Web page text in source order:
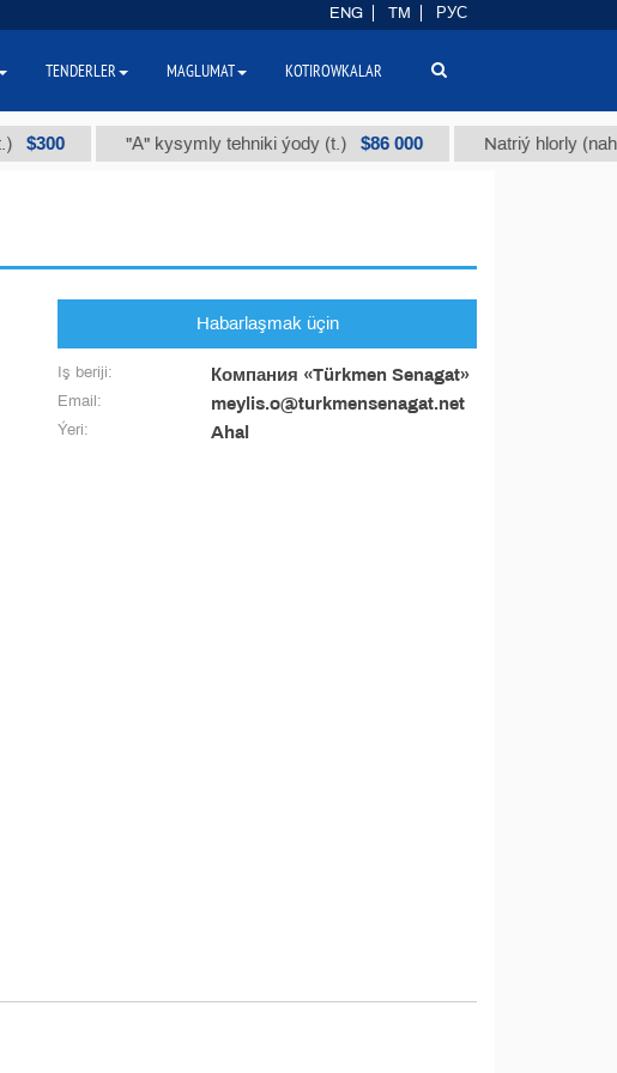
$300 "А" kysymly tehniki ýody (t.) $86 000 Natriý hlorly
Habarlaşmak üçin
Iş beriji: Компания «Türkmen Senagat»
Email: meylis.o@turkmensenagat.net
Ýeri: Ahal
ENG TM РУС
TENDERLER MAGLUMAT KOTIROWKALAR